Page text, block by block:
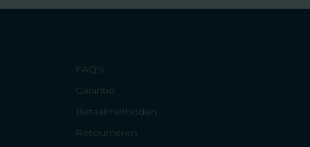
FAQ's
Garantie
Betaalmethoden
Retourneren